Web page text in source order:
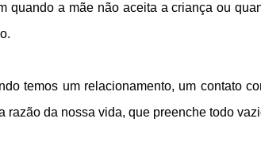
quando a mãe não aceita a criança ou
temos um relacionamento, um contato
razão da nossa vida, que preenche todo